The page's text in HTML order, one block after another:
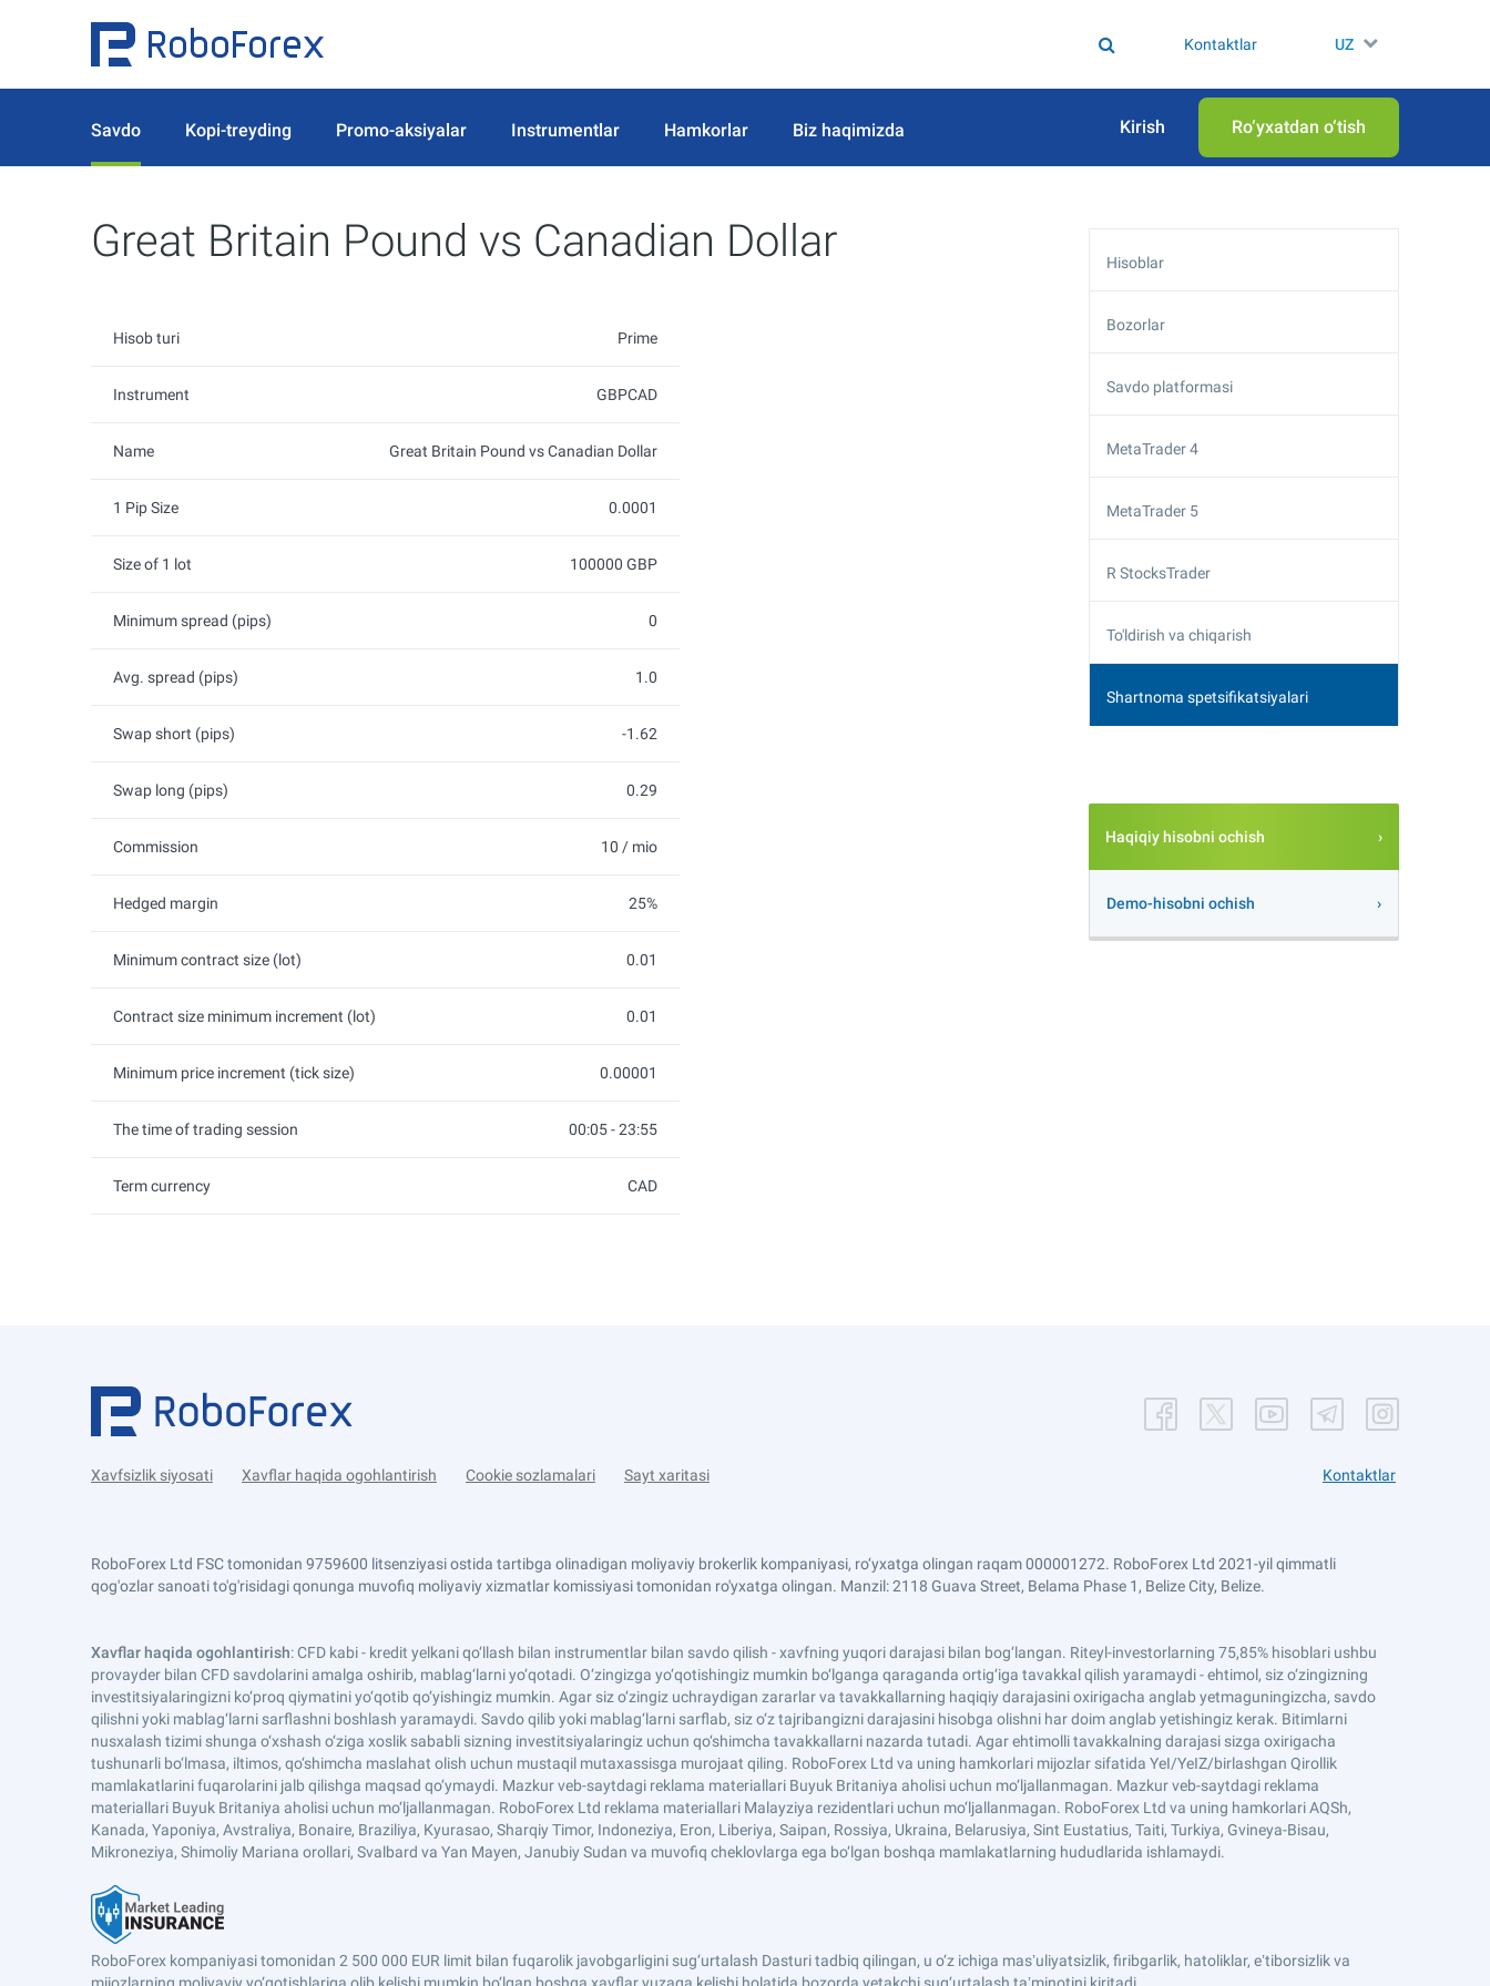
Kontaktlar UZ
Savdo Kopi-treyding Promo-aksiyalar Instrumentlar Hamkorlar Biz haqimizda Kirish Ro‘yxatdan o‘tish
Great Britain Pound vs Canadian Dollar
Hisob turi Prime
Instrument GBPCAD
Name Great Britain Pound vs Canadian Dollar
1 Pip Size 0.0001
Size of 1 lot 100000 GBP
Minimum spread (pips) 0
Avg. spread (pips) 1.0
Swap short (pips) -1.62
Swap long (pips) 0.29
Commission 10 / mio
Hedged margin 25%
Minimum contract size (lot) 0.01
Contract size minimum increment (lot) 0.01
Minimum price increment (tick size) 0.00001
The time of trading session 00:05 - 23:55
Term currency CAD
Hisoblar
Bozorlar
Savdo platformasi
MetaTrader 4
MetaTrader 5
R StocksTrader
To'ldirish va chiqarish
Shartnoma spetsifikatsiyalari
Haqiqiy hisobni ochish
Demo-hisobni ochish
Xavfsizlik siyosati Xavflar haqida ogohlantirish Cookie sozlamalari Sayt xaritasi Kontaktlar
RoboForex Ltd FSC tomonidan 9759600 litsenziyasi ostida tartibga olinadigan moliyaviy brokerlik kompaniyasi, ro‘yxatga olingan raqam 000001272. RoboForex Ltd 2021-yil qimmatli
qog'ozlar sanoati to'g'risidagi qonunga muvofiq moliyaviy xizmatlar komissiyasi tomonidan ro'yxatga olingan. Manzil: 2118 Guava Street, Belama Phase 1, Belize City, Belize.
Xavflar haqida ogohlantirish: CFD kabi - kredit yelkani qo‘llash bilan instrumentlar bilan savdo qilish - xavfning yuqori darajasi bilan bog‘langan. Riteyl-investorlarning 75,85% hisoblari ushbu
provayder bilan CFD savdolarini amalga oshirib, mablag‘larni yo‘qotadi. O‘zingizga yo‘qotishingiz mumkin bo‘lganga qaraganda ortig‘iga tavakkal qilish yaramaydi - ehtimol, siz o‘zingizning
investitsiyalaringizni ko‘proq qiymatini yo‘qotib qo‘yishingiz mumkin. Agar siz o‘zingiz uchraydigan zararlar va tavakkallarning haqiqiy darajasini oxirigacha anglab yetmaguningizcha, savdo
qilishni yoki mablag‘larni sarflashni boshlash yaramaydi. Savdo qilib yoki mablag‘larni sarflab, siz o‘z tajribangizni darajasini hisobga olishni har doim anglab yetishingiz kerak. Bitimlarni
nusxalash tizimi shunga o‘xshash o‘ziga xoslik sababli sizning investitsiyalaringiz uchun qo‘shimcha tavakkallarni nazarda tutadi. Agar ehtimolli tavakkalning darajasi sizga oxirigacha
tushunarli bo‘lmasa, iltimos, qo‘shimcha maslahat olish uchun mustaqil mutaxassisga murojaat qiling. RoboForex Ltd va uning hamkorlari mijozlar sifatida YeI/YeIZ/birlashgan Qirollik
mamlakatlarini fuqarolarini jalb qilishga maqsad qo‘ymaydi. Mazkur veb-saytdagi reklama materiallari Buyuk Britaniya aholisi uchun mo‘ljallanmagan. Mazkur veb-saytdagi reklama
materiallari Buyuk Britaniya aholisi uchun mo‘ljallanmagan. RoboForex Ltd reklama materiallari Malayziya rezidentlari uchun mo‘ljallanmagan. RoboForex Ltd va uning hamkorlari AQSh,
Kanada, Yaponiya, Avstraliya, Bonaire, Braziliya, Kyurasao, Sharqiy Timor, Indoneziya, Eron, Liberiya, Saipan, Rossiya, Ukraina, Belarusiya, Sint Eustatius, Taiti, Turkiya, Gvineya-Bisau,
Mikroneziya, Shimoliy Mariana orollari, Svalbard va Yan Mayen, Janubiy Sudan va muvofiq cheklovlarga ega bo‘lgan boshqa mamlakatlarning hududlarida ishlamaydi.
RoboForex kompaniyasi tomonidan 2 500 000 EUR limit bilan fuqarolik javobgarligini sug‘urtalash Dasturi tadbiq qilingan, u o‘z ichiga masʼuliyatsizlik, firibgarlik, hatoliklar, eʼtiborsizlik va